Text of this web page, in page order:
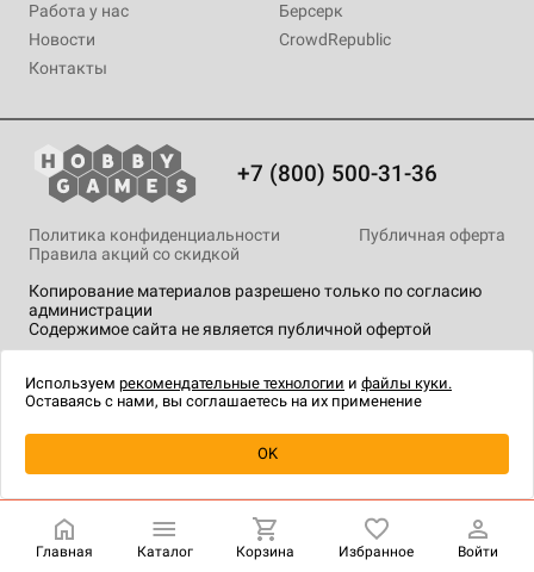
Уведомить о наличии
Работа у нас
Новости
Контакты
Берсерк
CrowdRepublic
+7 (800) 500-31-36
Копирование материалов разрешено только по согласию
администрации
Содержимое сайта не является публичной офертой
Политика конфиденциальности
Публичная оферта
Правила акций со скидкой
технологии.
Главная Каталог Корзина Избранное Войти
Используем рекомендательные технологии и файлы куки.
Оставаясь с нами, вы соглашаетесь на их применение
OK